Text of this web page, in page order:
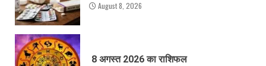
August 8, 2026
8 अगस्त 2026 का राशिफल